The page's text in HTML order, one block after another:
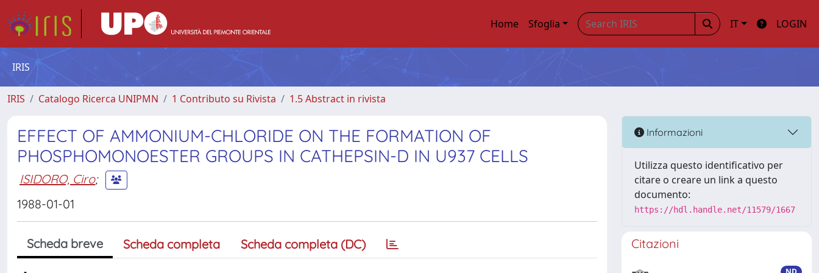
Home Sfoglia IT LOGIN
IRIS
IRIS Catalogo Ricerca UNIPMN 1 Contributo su Rivista 1.5 Abstract in rivista
EFFECT OF AMMONIUM-CHLORIDE ON THE FORMATION OF
PHOSPHOMONOESTER GROUPS IN CATHEPSIN-D IN U937 CELLS
ISIDORO, Ciro;
1988-01-01
Scheda breve Scheda completa Scheda completa (DC)
Informazioni
Utilizza questo identificativo per
citare o creare un link a questo
documento:
https://hdl.handle.net/11579/1667
Citazioni